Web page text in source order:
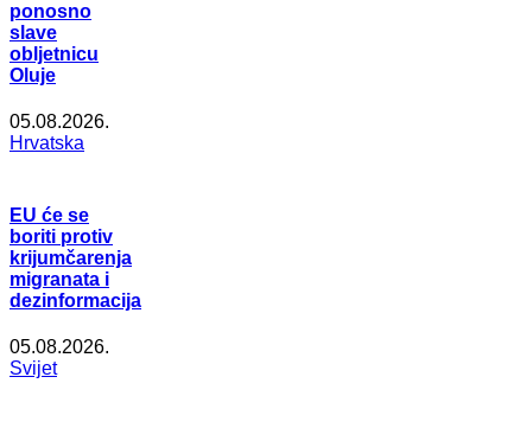
ponosno
slave
obljetnicu
Oluje
05.08.2026.
Hrvatska
EU će se
boriti protiv
krijumčarenja
migranata i
dezinformacija
05.08.2026.
Svijet